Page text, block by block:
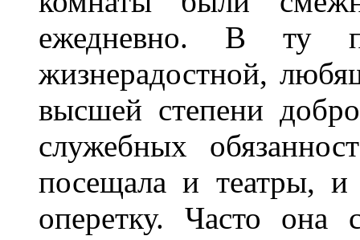
ежедневно. В
жизнерадостной,
высшей степени
служебных
посещала и театры, и
оперетку. Часто она